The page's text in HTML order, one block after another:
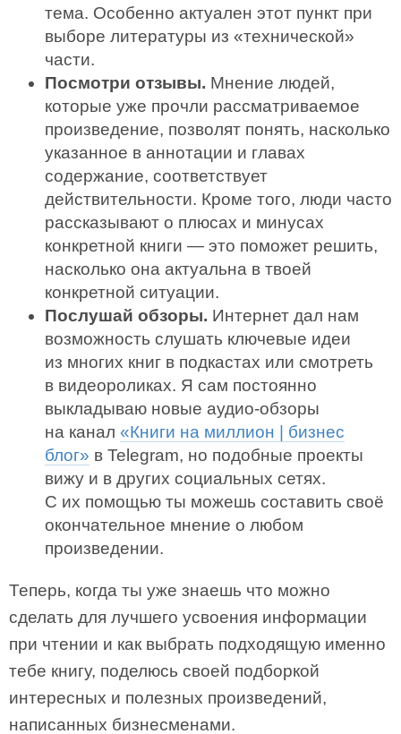
тема. Особенно актуален этот пункт при
выборе литературы из «технической»
части.
Посмотри отзывы. Мнение людей,
которые уже прочли рассматриваемое
произведение, позволят понять, насколько
указанное в аннотации и главах
содержание, соответствует
действительности. Кроме того, люди часто
рассказывают о плюсах и минусах
конкретной книги — это поможет решить,
насколько она актуальна в твоей
конкретной ситуации.
Послушай обзоры. Интернет дал нам
возможность слушать ключевые идеи
из многих книг в подкастах или смотреть
в видеороликах. Я сам постоянно
выкладываю новые аудио-обзоры
на канал «Книги на миллион | бизнес
блог» в Telegram, но подобные проекты
вижу и в других социальных сетях.
С их помощью ты можешь составить своё
окончательное мнение о любом
произведении.
Теперь, когда ты уже знаешь что можно
сделать для лучшего усвоения информации
при чтении и как выбрать подходящую именно
тебе книгу, поделюсь своей подборкой
интересных и полезных произведений,
написанных бизнесменами.